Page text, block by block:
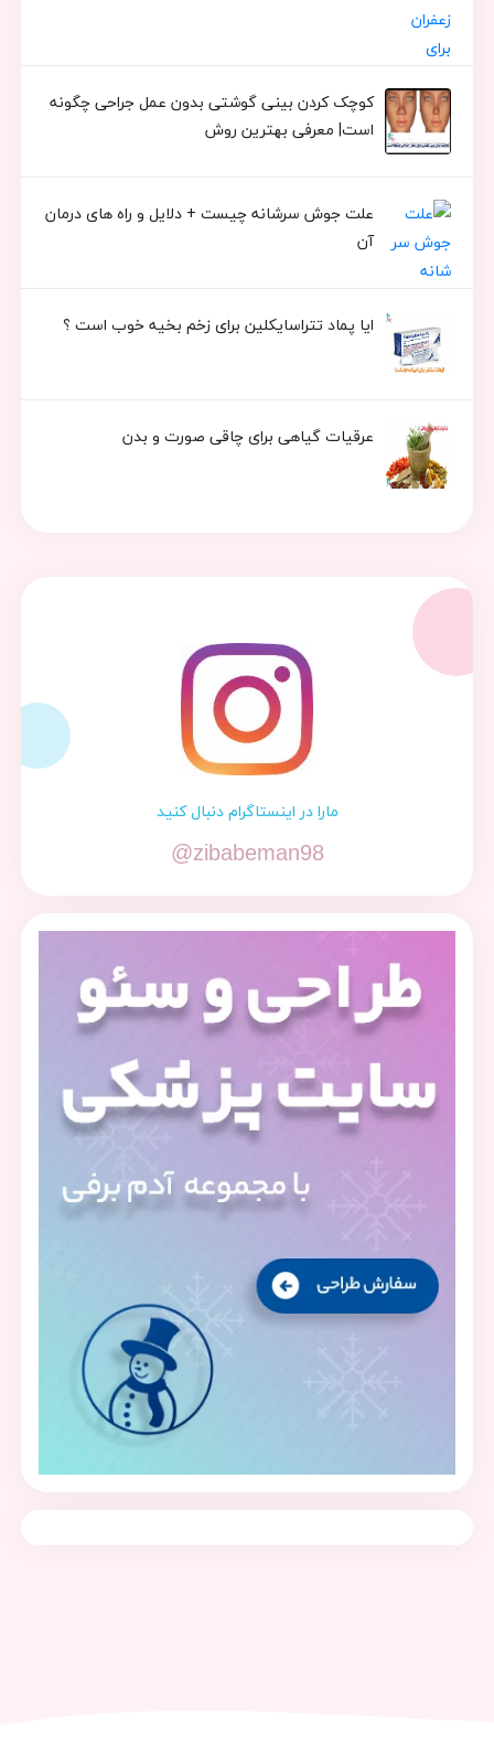
کوچک کردن بینی گوشتی بدون عمل جراحی چگونه
است| معرفی بهترین روش
علت جوش سرشانه چیست + دلایل و راه های درمان
آن
ایا پماد تتراسایکلین برای زخم بخیه خوب است ؟
عرقیات گیاهی برای چاقی صورت و بدن
مارا در اینستاگرام دنبال کنید
@zibabeman98